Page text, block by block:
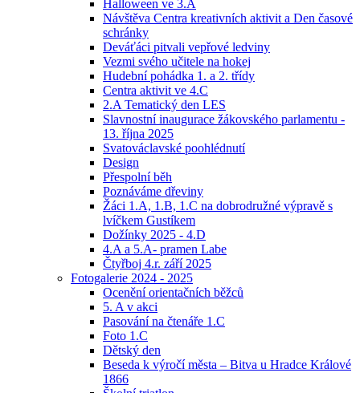
Halloween ve 3.A
Návštěva Centra kreativních aktivit a Den časové
schránky
Deváťáci pitvali vepřové ledviny
Vezmi svého učitele na hokej
Hudební pohádka 1. a 2. třídy
Centra aktivit ve 4.C
2.A Tematický den LES
Slavnostní inaugurace žákovského parlamentu -
13. října 2025
Svatováclavské poohlédnutí
Design
Přespolní běh
Poznáváme dřeviny
Žáci 1.A, 1.B, 1.C na dobrodružné výpravě s
lvíčkem Gustíkem
Dožínky 2025 - 4.D
4.A a 5.A- pramen Labe
Čtyřboj 4.r. září 2025
Fotogalerie 2024 - 2025
Ocenění orientačních běžců
5. A v akci
Pasování na čtenáře 1.C
Foto 1.C
Dětský den
Beseda k výročí města – Bitva u Hradce Králové
1866